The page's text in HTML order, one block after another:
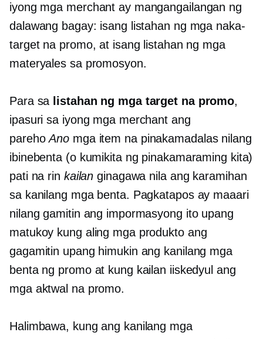
iyong mga merchant ay mangangailangan ng
dalawang bagay: isang listahan ng mga naka-
target na promo, at isang listahan ng mga
materyales sa promosyon.
Para sa listahan ng mga target na promo,
ipasuri sa iyong mga merchant ang
parehoAno mga item na pinakamadalas nilang
ibinebenta (o kumikita ng pinakamaraming kita)
pati na rin kailan ginagawa nila ang karamihan
sa kanilang mga benta. Pagkatapos ay maaari
nilang gamitin ang impormasyong ito upang
matukoy kung aling mga produkto ang
gagamitin upang himukin ang kanilang mga
benta ng promo at kung kailan iiskedyul ang
mga aktwal na promo.
Halimbawa, kung ang kanilang mga